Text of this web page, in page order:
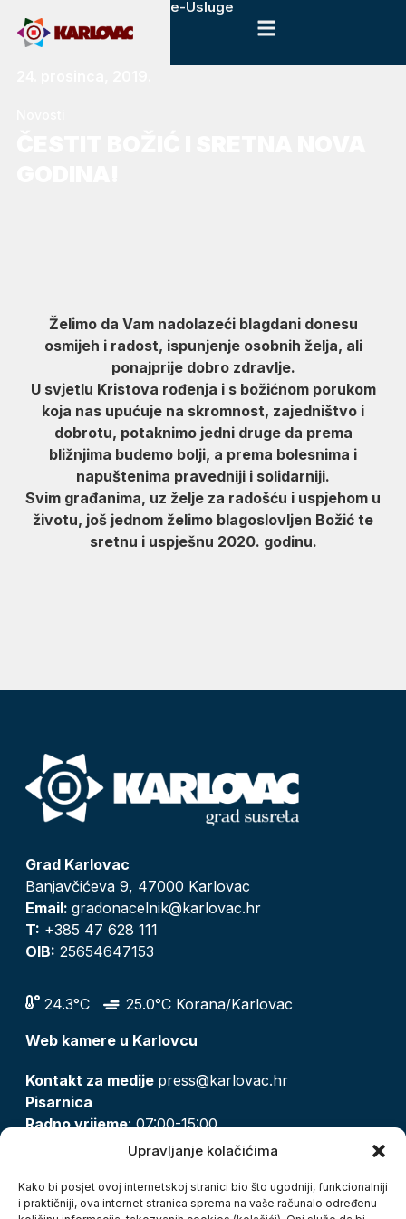
Upravljanje kolačićima
Kako bi posjet ovoj internetskoj stranici bio što ugodniji, funkcionalniji
i praktičniji, ova internet stranica sprema na vaše računalo određenu
e-Usluge
Želimo da Vam nadolazeći blagdani donesu
osmijeh i radost, ispunjenje osobnih želja, ali
ponajprije dobro zdravlje.
U svjetlu Kristova rođenja i s božićnom porukom
koja nas upućuje na skromnost, zajedništvo i
dobrotu, potaknimo jedni druge da prema
bližnjima budemo bolji, a prema bolesnima i
napuštenima pravedniji i solidarniji.
Svim građanima, uz želje za radošću i uspjehom u
životu, još jednom želimo blagoslovljen Božić te
sretnu i uspješnu 2020. godinu.
Grad Karlovac
Banjavčićeva 9, 47000 Karlovac
Email: gradonacelnik@karlovac.hr
T: +385 47 628 111
OIB: 25654647153
24.3°C
25.0°C Korana/Karlovac
Web kamere u Karlovcu
Kontakt za medije press@karlovac.hr
Pisarnica
Radno vrijeme: 07:00-15:00
pisarnica@karlovac.hr